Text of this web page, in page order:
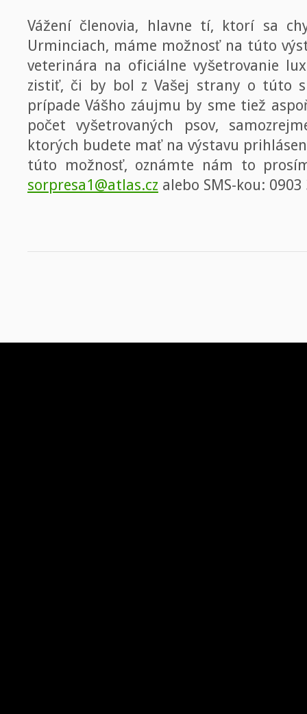
Vážení členovia, hlavne tí, ktorí sa
Urminciach, máme možnosť na túto
veterinára na oficiálne vyšetrovanie
zistiť, či by bol z Vašej strany o túto
prípade Vášho záujmu by sme tiež
počet vyšetrovaných psov,
ktorých budete mať na výstavu
túto možnosť, oznámte nám to
sorpresa1@atlas.cz alebo SMS-kou: